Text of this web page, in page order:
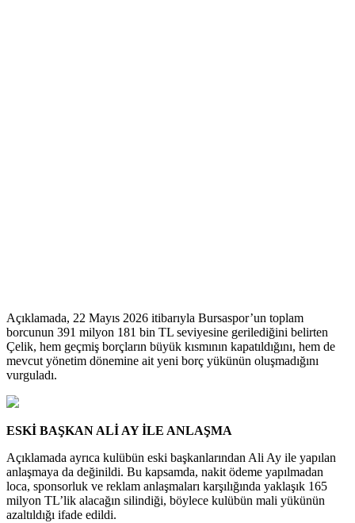
Açıklamada, 22 Mayıs 2026 itibarıyla Bursaspor’un toplam
borcunun 391 milyon 181 bin TL seviyesine gerilediğini belirten
Çelik, hem geçmiş borçların büyük kısmının kapatıldığını, hem de
mevcut yönetim dönemine ait yeni borç yükünün oluşmadığını
vurguladı.
ESKİ BAŞKAN ALİ AY İLE ANLAŞMA
Açıklamada ayrıca kulübün eski başkanlarından Ali Ay ile yapılan
anlaşmaya da değinildi. Bu kapsamda, nakit ödeme yapılmadan
loca, sponsorluk ve reklam anlaşmaları karşılığında yaklaşık 165
milyon TL’lik alacağın silindiği, böylece kulübün mali yükünün
azaltıldığı ifade edildi.